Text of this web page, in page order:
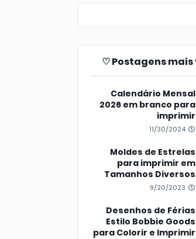
Calendário Mensal
2026 em branco para
imprimir
11/30/2024
Moldes de Estrelas
para imprimir em
Tamanhos Diversos
9/20/2023
Desenhos de Férias
Estilo Bobbie Goods
para Colorir e Imprimir